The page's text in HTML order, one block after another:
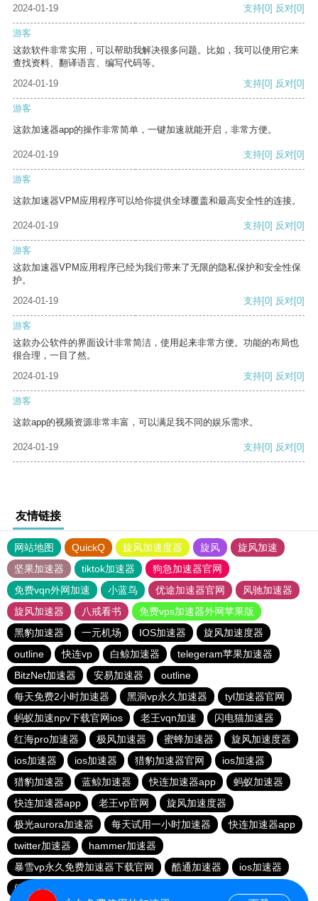
2024-01-19 支持[0] 反对[0]
游客
这款软件非常实用，可以帮助我解决很多问题。比如，我可以使用它来
查找资料、翻译语言、编写代码等。
2024-01-19
支持[0] 反对[0]
游客
这款加速器app的操作非常简单，一键加速就能开启，非常方便。
2024-01-19 支持[0] 反对[0]
游客
这款加速器VPM应用程序可以给你提供全球覆盖和最高安全性的连接。
2024-01-19 支持[0] 反对[0]
游客
这款加速器VPM应用程序已经为我们带来了无限的隐私保护和安全性保
护。
2024-01-19
支持[0] 反对[0]
游客
这款办公软件的界面设计非常简洁，使用起来非常方便。功能的布局也
很合理，一目了然。
2024-01-19
支持[0] 反对[0]
游客
这款app的视频资源非常丰富，可以满足我不同的娱乐需求。
2024-01-19 支持[0] 反对[0]
友情链接
网站地图 QuickQ 旋风加速度器 旋风
旋风加速
坚果加速器
tiktok加速器
狗急加速器官网
免费vqn外网加速
小蓝鸟 优途加速器官网
风驰加速器
旋风加速器
八戒看书
免费vps加速器外网苹果版
黑豹加速器
一元机场 IOS加速器
旋风加速度器
outline
快连vp 白鲸加速器
telegeram苹果加速器
BitzNet加速器
安易加速器
outline
每天免费2小时加速器
黑洞vp永久加速器
tyl加速器官网
蚂蚁加速npv下载官网ios
老王vqn加速
闪电猫加速器
红海pro加速器
极风加速器 蜜蜂加速器
旋风加速度器
ios加速器
ios加速器 猎豹加速器官网
ios加速器
猎豹加速器
蓝鲸加速器 快连加速器app
蚂蚁加速器
快连加速器app
老王vp官网
旋风加速度器
极光aurora加速器
每天试用一小时加速器
快连加速器app
twitter加速器
hammer加速器
暴雪vp永久免费加速器下载官网
酷通加速器
ios加速器
闪电猫加速器